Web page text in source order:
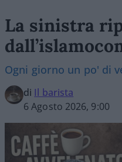
La sinistra
Ogni giorno un po' di
di Il barista
6 Agosto 2026, 9:00